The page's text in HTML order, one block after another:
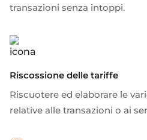
transazioni senza intoppi.
Riscossione delle tariffe
Riscuotere ed elaborare le
relative alle transazioni o ai